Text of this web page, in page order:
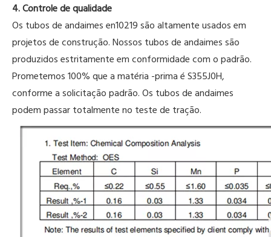
4. Controle de qualidade
Os tubos de andaimes en10219 são altamente usados ​​em
projetos de construção. Nossos tubos de andaimes são
produzidos estritamente em conformidade com o padrão.
Prometemos 100% que a matéria -prima é S355J0H,
conforme a solicitação padrão. Os tubos de andaimes
podem passar totalmente no teste de tração.